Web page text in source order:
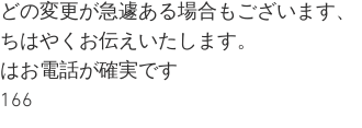
の変更が急遽ある場合もございます、
はやくお伝えいたします。
お電話が確実です